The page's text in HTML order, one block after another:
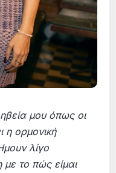
μου όπως οι
η ορμονική
λίγο
το πώς είμαι